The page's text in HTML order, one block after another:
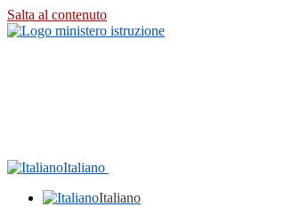
Salta al contenuto
Italiano
Italiano